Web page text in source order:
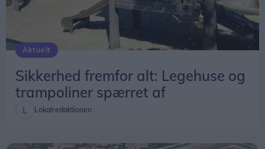
Aktuelt
Sikkerhed fremfor alt: Legehuse og
trampoliner spærret af
Lokalredaktionen